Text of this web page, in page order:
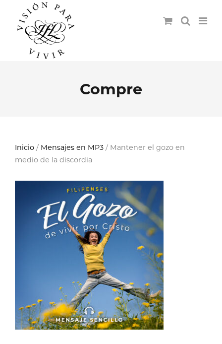
Compre
Inicio / Mensajes en MP3 / Mantener el gozo en
medio de la discordia